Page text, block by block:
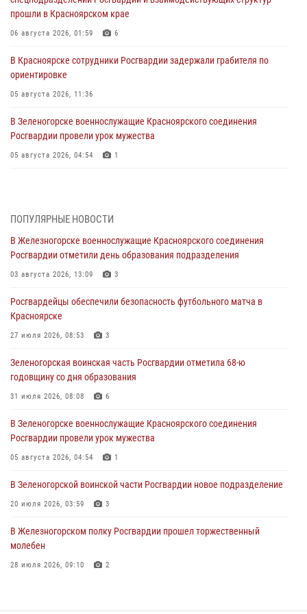
прошли в Красноярском крае
06 августа 2026, 01:59 6
В Красноярске сотрудники Росгвардии задержали грабителя по
ориентировке
05 августа 2026, 11:36
В Зеленогорске военнослужащие Красноярского соединения
Росгвардии провели урок мужества
05 августа 2026, 04:54 1
05 августа 2026, 04:52 1
В Красноярске сотрудники вневедомственной охраны Росгвардии
задержали подозреваемого в серии краж из гипермаркета
04 августа 2026, 09:57
Сотрудники Росгвардии обеспечили общественный порядок во
время проведения экстремального заплыва в Дудинке
04 августа 2026, 08:36
В Красноярске сотрудники Росгвардии задержали подозреваемого
в серии краж из супермаркета
04 августа 2026, 06:50
Военнослужащие Красноярского соединения Росгвардии
познакомили отдыхающих детей с тонкостями РХБ защиты
03 августа 2026, 13:12 2
ПОПУЛЯРНЫЕ НОВОСТИ
В Железногорске военнослужащие Красноярского соединения
Росгвардии отметили день образования подразделения
03 августа 2026, 13:09 3
Росгвардейцы обеспечили безопасность футбольного матча в
Красноярске
27 июля 2026, 08:53 3
Зеленогорская воинская часть Росгвардии отметила 68-ю
годовщину со дня образования
31 июля 2026, 08:08 6
В Зеленогорске военнослужащие Красноярского соединения
Росгвардии провели урок мужества
05 августа 2026, 04:54 1
В Зеленогорской воинской части Росгвардии новое подразделение
20 июля 2026, 03:59 3
В Железногорском полку Росгвардии прошел торжественный
молебен
28 июля 2026, 09:10 2
10 июля 2026, 06:18 4